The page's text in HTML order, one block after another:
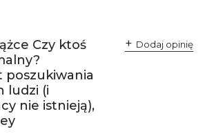
+48 61 623 38 38
oraz
Czy ktoś
poszukiwania
ludzi (i
nie istnieją),
Dodaj opinię